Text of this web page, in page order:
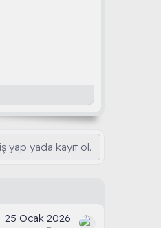
yap yada kayıt ol.
25 Ocak 2026